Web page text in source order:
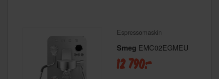
Espressomaskin
Smeg EMC02EGMEU
12 790:-